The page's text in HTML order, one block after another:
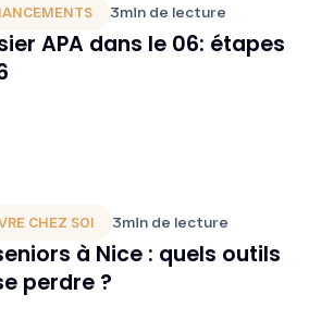
3min de lecture
APA dans le 06: étapes
CHEZ SOI 3min de lecture
à Nice : quels outils
perdre ?